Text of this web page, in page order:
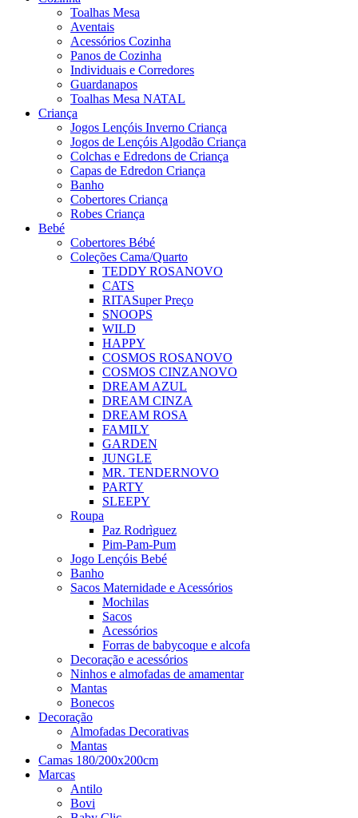
Toalhas Mesa
Aventais
Acessórios Cozinha
Panos de Cozinha
Individuais e Corredores
Guardanapos
Toalhas Mesa NATAL
Criança
Jogos Lençóis Inverno Criança
Jogos de Lençóis Algodão Criança
Colchas e Edredons de Criança
Capas de Edredon Criança
Banho
Cobertores Criança
Robes Criança
Bebé
Cobertores Bébé
Coleções Cama/Quarto
TEDDY ROSANOVO
CATS
RITASuper Preço
SNOOPS
WILD
HAPPY
COSMOS ROSANOVO
COSMOS CINZANOVO
DREAM AZUL
DREAM CINZA
DREAM ROSA
FAMILY
GARDEN
JUNGLE
MR. TENDERNOVO
PARTY
SLEEPY
Roupa
Paz Rodrìguez
Pim-Pam-Pum
Jogo Lençóis Bebé
Banho
Sacos Maternidade e Acessórios
Mochilas
Sacos
Acessórios
Forras de babycoque e alcofa
Decoração e acessórios
Ninhos e almofadas de amamentar
Mantas
Bonecos
Decoração
Almofadas Decorativas
Mantas
Camas 180/200x200cm
Marcas
Antilo
Bovi